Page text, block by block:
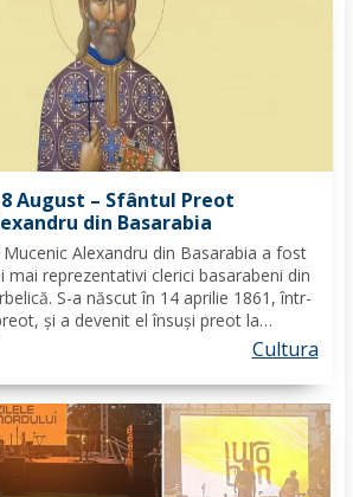
8 August – Sfântul Preot
din Basarabia
Alexandru din Basarabia a fost
mai reprezentativi clerici basarabeni din
S-a născut în 14 aprilie 1861, într-
și a devenit el însuși preot la
Nevski” din Călăraşi-sat, în
de azi. A...
Cultura